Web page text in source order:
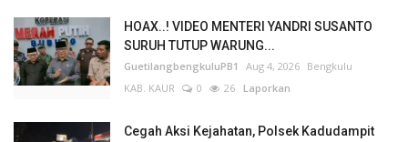
HOAX..! VIDEO MENTERI YANDRI SUSANTO
SURUH TUTUP WARUNG...
GuetilangbengkuluPB1 Aug 4, 2026 Bengkulu
KAB. KAUR
0 26 Laporkan
Cegah Aksi Kejahatan, Polsek Kadudampit